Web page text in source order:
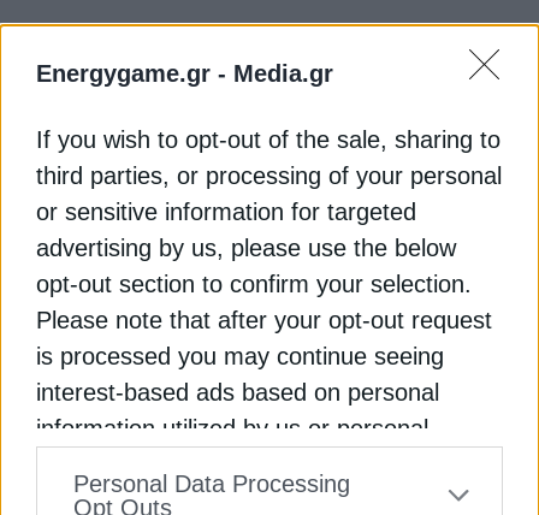
Energygame.gr - Media.gr
If you wish to opt-out of the sale, sharing to
third parties, or processing of your personal
or sensitive information for targeted
advertising by us, please use the below
opt-out section to confirm your selection.
Please note that after your opt-out request
is processed you may continue seeing
interest-based ads based on personal
information utilized by us or personal
to your opt-out. You may separately opt-out
Personal Data Processing
Opt Outs
Τι προβλέπει το ΕΣΕΚ
στόχο τα ανανεώσιμα καύσιμα μη βιολογικής
προέλευσης (συνθετικά καύσιμα) να καλύψουν
έως το 2030 το 1% του συνόλου των καυσίμων
στον κλάδο των μεταφορών, ποσοστό που
αναμένεται να αυξηθεί στη συνέχεια. Και τούτο
διότι η ανάπτυξη των συνθετικών καυσίμων που
προορίζονται για τους τομείς των μεταφορών που
δεν μπορεί να εφαρμοστεί η εναλλακτική της
ηλεκτροκίνησης (ναυτιλία, αεροπλοΐα),
προβλέπεται να λάβει χώρα πρακτικά μετά το
2030 και να εκτιναχθεί μετά το 2040. Την
περίοδο 2040-2050, η απανθρακοποίηση της
ναυτιλίας και της αεροπλοΐας προβλέπεται να